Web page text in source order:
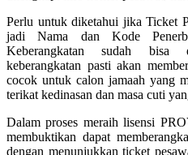
Perlu untuk diketahui jika Ticket
jadi Nama dan Kode
Keberangkatan sudah bisa
keberangkatan pasti akan
cocok untuk calon jamaah yang
terikat kedinasan dan masa cuti
Dalam proses meraih lisensi
membuktikan dapat
dengan menunjukkan ticket